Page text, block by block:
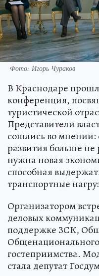
Фото: Игорь Чураков
В Краснодаре
конференция,
туристической
Представители
сошлись во мнении:
развития больше не
нужна новая
способная
транспортные
Организатором
деловых
поддержке ЗСК,
гостеприимства.
стала депутат